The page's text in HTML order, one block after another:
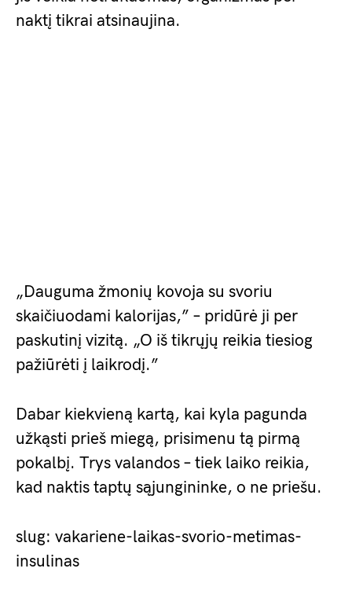
naktį tikrai atsinaujina.
„Dauguma žmonių kovoja su svoriu
skaičiuodami kalorijas,” – pridūrė ji per
paskutinį vizitą. „O iš tikrųjų reikia tiesiog
pažiūrėti į laikrodį.”
Dabar kiekvieną kartą, kai kyla pagunda
užkąsti prieš miegą, prisimenu tą pirmą
pokalbį. Trys valandos – tiek laiko reikia,
kad naktis taptų sąjungininke, o ne priešu.
slug: vakariene-laikas-svorio-metimas-
insulinas